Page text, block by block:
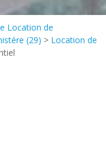
Location de
(29) > Location de